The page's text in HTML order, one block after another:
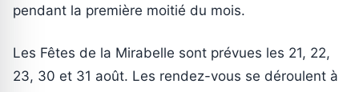
pendant la première moitié du mois.
Les Fêtes de la Mirabelle sont prévues les 21, 22,
23, 30 et 31 août. Les rendez-vous se déroulent à